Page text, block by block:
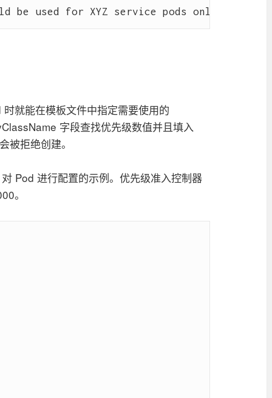
就能在模板文件中指定需要使用的
字段查找优先级数值并且填入
拒绝创建。
Pod 进行配置的示例。优先级准入控制器
。